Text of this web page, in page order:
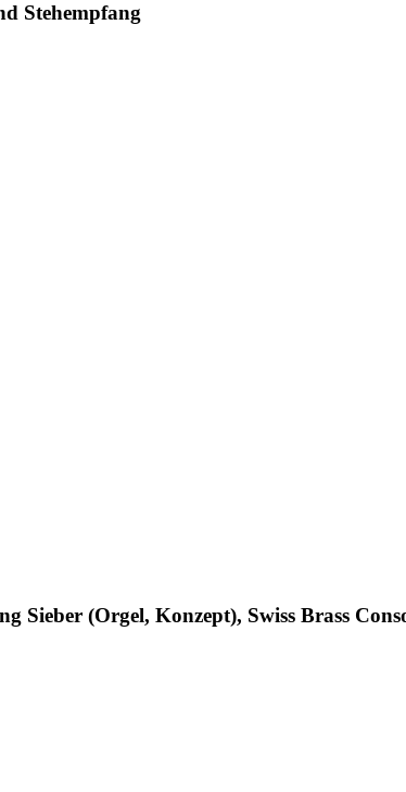
Stehempfang
Sieber (Orgel, Konzept), Swiss Brass